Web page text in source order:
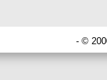
- ©